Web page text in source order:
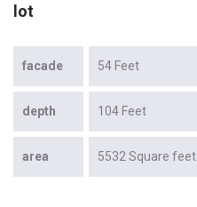
lot
facade 54 Feet
depth 104 Feet
area 5532 Square feet